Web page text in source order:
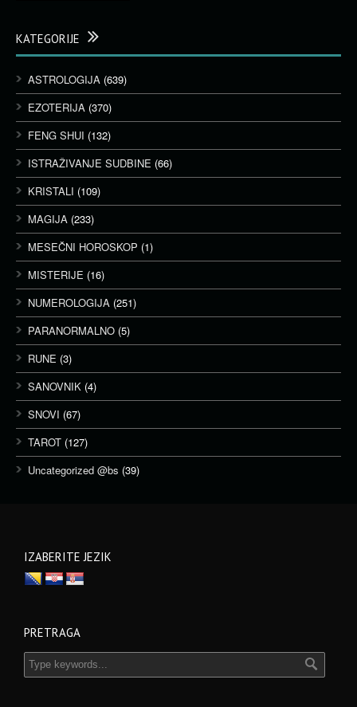
KATEGORIJE
ASTROLOGIJA (639)
EZOTERIJA (370)
FENG SHUI (132)
ISTRAŽIVANJE SUDBINE (66)
KRISTALI (109)
MAGIJA (233)
MESEČNI HOROSKOP (1)
MISTERIJE (16)
NUMEROLOGIJA (251)
PARANORMALNO (5)
RUNE (3)
SANOVNIK (4)
SNOVI (67)
TAROT (127)
Uncategorized @bs (39)
IZABERITE JEZIK
PRETRAGA